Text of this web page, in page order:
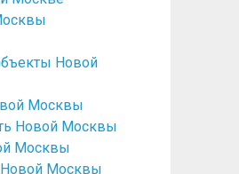
Новой
Москвы
Новой Москвы
Москвы
Новой Москвы